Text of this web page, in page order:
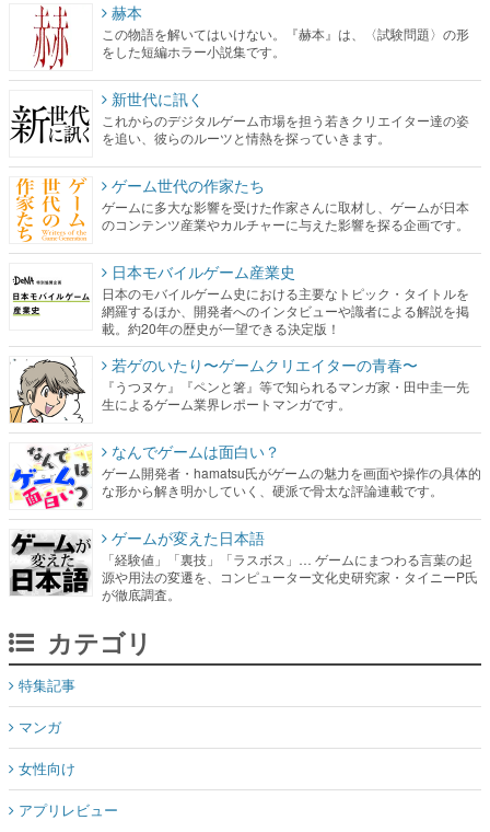
赫本
この物語を解いてはいけない。『赫本』は、〈試験問題〉の形
をした短編ホラー小説集です。
新世代に訊く
これからのデジタルゲーム市場を担う若きクリエイター達の姿
を追い、彼らのルーツと情熱を探っていきます。
ゲーム世代の作家たち
ゲームに多大な影響を受けた作家さんに取材し、ゲームが日本
のコンテンツ産業やカルチャーに与えた影響を探る企画です。
日本モバイルゲーム産業史
日本のモバイルゲーム史における主要なトピック・タイトルを
網羅するほか、開発者へのインタビューや識者による解説を掲
載。約20年の歴史が一望できる決定版！
若ゲのいたり〜ゲームクリエイターの青春〜
『うつヌケ』『ペンと箸』等で知られるマンガ家・田中圭一先
生によるゲーム業界レポートマンガです。
なんでゲームは面白い？
ゲーム開発者・hamatsu氏がゲームの魅力を画面や操作の具体的
な形から解き明かしていく、硬派で骨太な評論連載です。
ゲームが変えた日本語
「経験値」「裏技」「ラスボス」… ゲームにまつわる言葉の起
源や用法の変遷を、コンピューター文化史研究家・タイニーP氏
が徹底調査。
カテゴリ
特集記事
マンガ
女性向け
アプリレビュー